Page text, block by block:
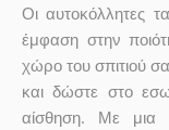
Οι αυτοκόλλητες
έμφαση στην
χώρο του σπιτιού
και δώστε στο
αίσθηση. Με μια